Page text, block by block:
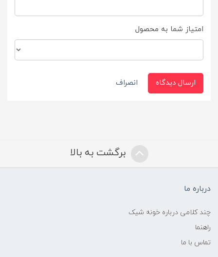
امتیاز شما به محصول
ارسال دیدگاه انصراف
برگشت به بالا
درباره ما
چند کلامی درباره خونه شیک
راهنما
تماس با ما